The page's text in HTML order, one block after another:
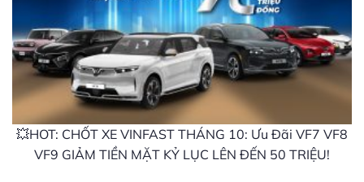
💥HOT: CHỐT XE VINFAST THÁNG 10: Ưu Đãi VF7 VF8
VF9 GIẢM TIỀN MẶT KỶ LỤC LÊN ĐẾN 50 TRIỆU!